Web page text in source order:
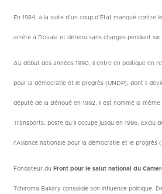
En 1984, à la suite d’un coup d’État manqué contre
arrêté à Douala et détenu sans charges pendant six
Au début des années 1990, il entre en politique en
pour la démocratie et le progrès (UNDP), dont il
député de la Bénoué en 1992, il est nommé la
Transports, poste qu’il occupe jusqu’en 1996. Exclu
l’Alliance nationale pour la démocratie et le progrès
Fondateur du Front pour le salut national du
Tchiroma Bakary consolide son influence politique.